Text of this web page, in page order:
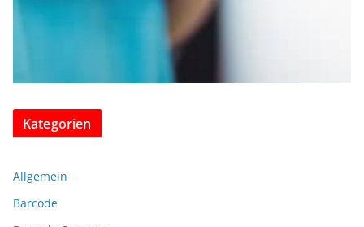
Kategorien
Allgemein
Barcode